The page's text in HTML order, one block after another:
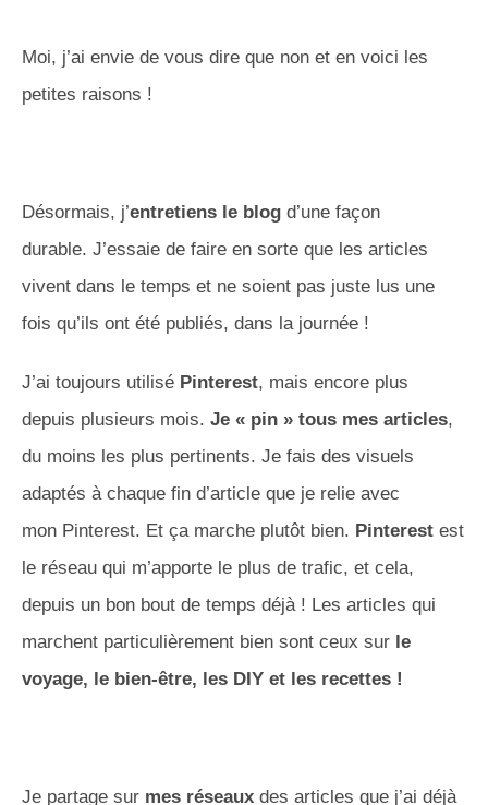
Moi, j’ai envie de vous dire que non et en voici les
petites raisons !
Désormais, j’entretiens le blog d’une façon
durable. J’essaie de faire en sorte que les articles
vivent dans le temps et ne soient pas juste lus une
fois qu’ils ont été publiés, dans la journée !
J’ai toujours utilisé Pinterest, mais encore plus
depuis plusieurs mois. Je « pin » tous mes articles,
du moins les plus pertinents. Je fais des visuels
adaptés à chaque fin d’article que je relie avec
mon Pinterest. Et ça marche plutôt bien. Pinterest est
le réseau qui m’apporte le plus de trafic, et cela,
depuis un bon bout de temps déjà ! Les articles qui
marchent particulièrement bien sont ceux sur le
voyage, le bien-être, les DIY et les recettes !
Je partage sur mes réseaux des articles que j’ai déjà